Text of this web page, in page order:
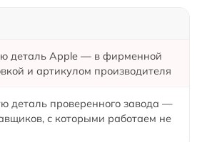
деталь Apple — в фирменной
и артикулом производителя
деталь проверенного завода —
с которыми работаем не